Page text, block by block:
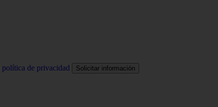
política de privacidad Solicitar información